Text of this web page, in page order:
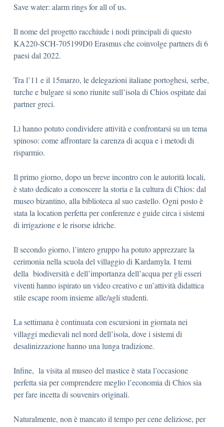
Save water: alarm rings for all of us.
Il nome del progetto racchiude i nodi principali di questo
KA220-SCH-705199D0 Erasmus che coinvolge partners di 6
paesi dal 2022.
Tra l’11 e il 15marzo, le delegazioni italiane portoghesi, serbe,
turche e bulgare si sono riunite sull’isola di Chios ospitate dai
partner greci.
Lì hanno potuto condividere attività e confrontarsi su un tema
spinoso: come affrontare la carenza di acqua e i metodi di
risparmio.
Il primo giorno, dopo un breve incontro con le autorità locali,
è stato dedicato a conoscere la storia e la cultura di Chios: dal
museo bizantino, alla biblioteca al suo castello. Ogni posto è
stata la location perfetta per conferenze e guide circa i sistemi
di irrigazione e le risorse idriche.
Il secondo giorno, l’intero gruppo ha potuto apprezzare la
cerimonia nella scuola del villaggio di Kardamyla. I temi
della biodiversità e dell’importanza dell’acqua per gli esseri
viventi hanno ispirato un video creativo e un’attività didattica
stile escape room insieme alle/agli studenti.
La settimana è continuata con escursioni in giornata nei
villaggi medievali nel nord dell’isola, dove i sistemi di
desalinizzazione hanno una lunga tradizione.
Infine, la visita al museo del mastice è stata l’occasione
perfetta sia per comprendere meglio l’economia di Chios sia
per fare incetta di souvenirs originali.
Naturalmente, non è mancato il tempo per cene deliziose, per